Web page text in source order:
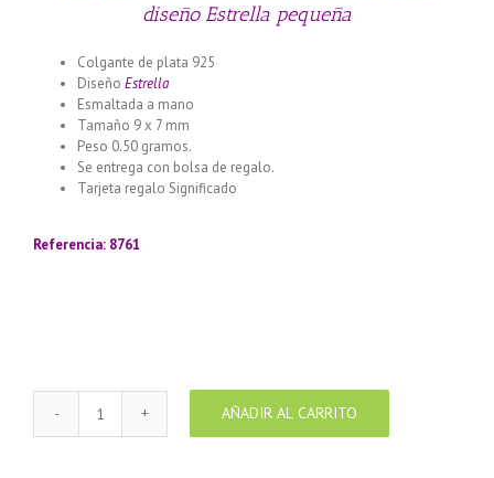
diseño Estrella pequeña
Colgante de plata 925
Diseño Estrella
Esmaltada a mano
Tamaño 9 x 7 mm
Peso 0.50 gramos.
Se entrega con bolsa de regalo.
Tarjeta regalo Significado
Referencia: 8761
Colgante
de
AÑADIR AL CARRITO